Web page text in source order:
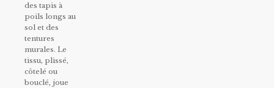
des tapis à
poils longs au
sol et des
tentures
murales. Le
tissu, plissé,
côtelé ou
bouclé, joue